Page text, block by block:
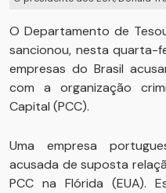
O Departamento de
sancionou, nesta quarta-
empresas do Brasil
com a organização
Capital (PCC).
Uma empresa
acusada de suposta
PCC na Flórida (EUA).